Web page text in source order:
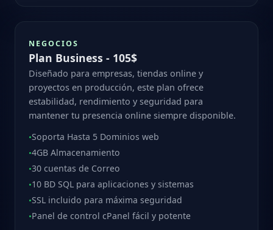
NEGOCIOS
Plan Business - 105$
Diseñado para empresas, tiendas online y
proyectos en producción, este plan ofrece
estabilidad, rendimiento y seguridad para
mantener tu presencia online siempre disponible.
•Soporta Hasta 5 Dominios web
•4GB Almacenamiento
•30 cuentas de Correo
•10 BD SQL para aplicaciones y sistemas
•SSL incluido para máxima seguridad
•Panel de control cPanel fácil y potente